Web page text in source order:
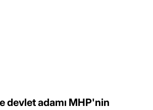
devlet adamı MHP'nin